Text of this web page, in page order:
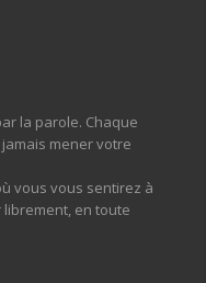
la parole. Chaque
mener votre
vous vous sentirez à
librement, en toute